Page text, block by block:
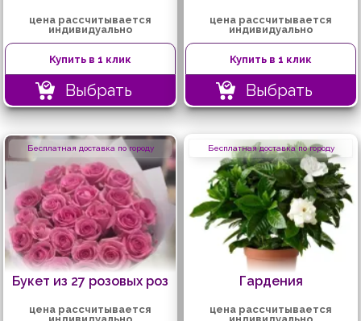
цена рассчитывается
индивидуально
Купить в 1 клик
Выбрать
цена рассчитывается
индивидуально
Купить в 1 клик
Выбрать
Бесплатная доставка по городу
Букет из 27 розовых роз
цена рассчитывается
Бесплатная доставка по городу
Гардения
цена рассчитывается